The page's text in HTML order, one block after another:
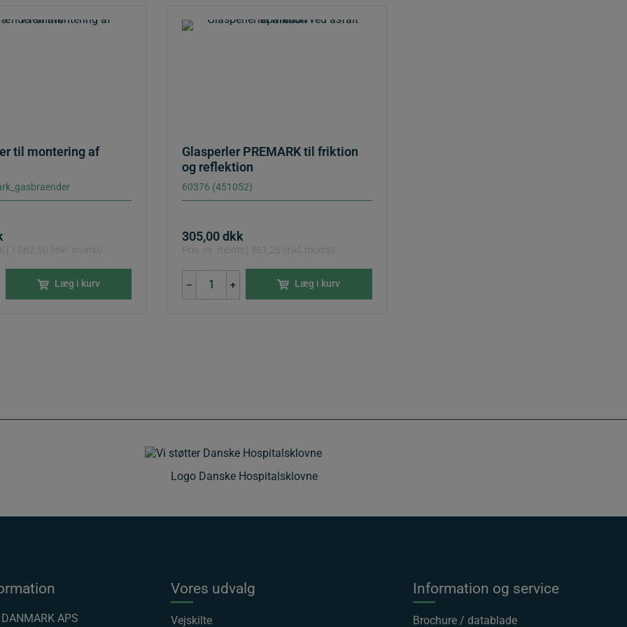
til montering af
| 1.062,50 (inkl. moms)
Læg i kurv
Glasperler PREMARK til friktion
og reflektion
60376 (451052)
305,00dkk
Pris: ex. moms | 381,25 (inkl. moms)
–
PREMARK
til
+ Læg i kurv
Logo Danske Hospitalsklovne
APS
Vores udvalg
Vejskilte
Information og service
Brochure / datablade